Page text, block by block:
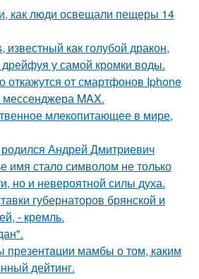
как люди освещали пещеры 14
как голубой дракон,
у самой кромки воды.
откажутся от смартфонов Iphone
мессенджера MAX.
млекопитающее в мире,
Андрей Дмитриевич
имя стало символом не только
но и невероятной силы духа.
губернаторов брянской и
- кремль.
презентaции мамбы о том, каким
дейтинг.